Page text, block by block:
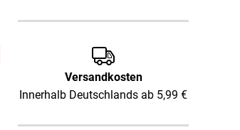
Versandkosten
Innerhalb Deutschlands ab 5,99 €